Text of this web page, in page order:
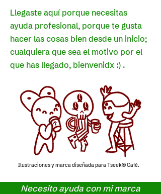
Llegaste aquí porque necesitas
ayuda profesional, porque te gusta
hacer las cosas bien desde un inicio;
cualquiera que sea el motivo por el
que has llegado, bienvenidx :) .
Ilustraciones y marca diseñada para Tseek® Café.
Necesito ayuda con mi marca